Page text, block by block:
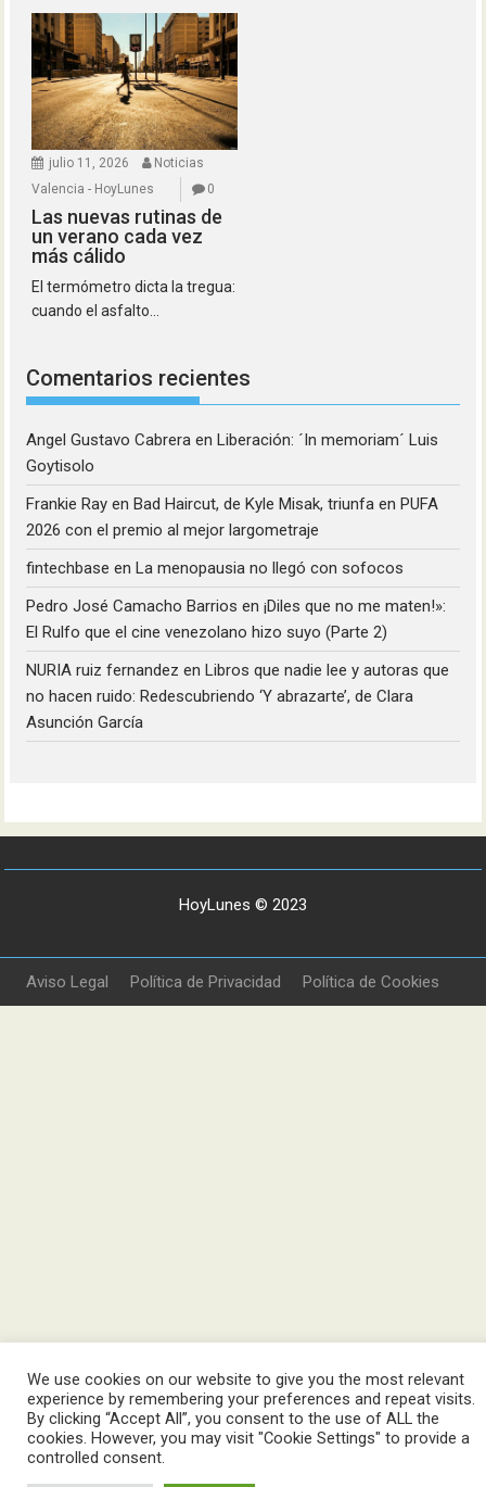
julio 11, 2026
Noticias
Valencia - HoyLunes
0
Las nuevas rutinas de
un verano cada vez
más cálido
El termómetro dicta la tregua:
cuando el asfalto...
Comentarios recientes
Angel Gustavo Cabrera enLiberación: ´In memoriam´ Luis
Goytisolo
Frankie Ray enBad Haircut, de Kyle Misak, triunfa en PUFA
2026 con el premio al mejor largometraje
fintechbase enLa menopausia no llegó con sofocos
Pedro José Camacho Barrios en¡Diles que no me maten!»:
El Rulfo que el cine venezolano hizo suyo (Parte 2)
NURIA ruiz fernandez enLibros que nadie lee y autoras que
no hacen ruido: Redescubriendo ‘Y abrazarte’, de Clara
Asunción García
HoyLunes © 2023
We use cookies on our website to give you the most relevant
experience by remembering your preferences and repeat visits.
By clicking “Accept All”, you consent to the use of ALL the
cookies. However, you may visit "Cookie Settings" to provide a
controlled consent.
Aviso Legal Política de Privacidad Política de Cookies